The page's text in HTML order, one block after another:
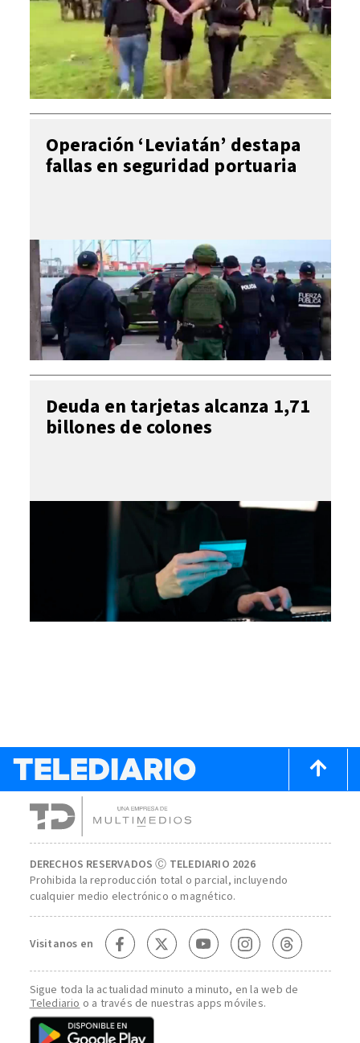
Operación ‘Leviatán’ destapa
fallas en seguridad portuaria
Deuda en tarjetas alcanza 1,71
billones de colones
DERECHOS RESERVADOS Ⓒ TELEDIARIO 2026
Prohibida la reproducción total o parcial, incluyendo
cualquier medio electrónico o magnético.
Visitanos en
Sigue toda la actualidad minuto a minuto, en la web de
Telediarioo a través de nuestras apps móviles.